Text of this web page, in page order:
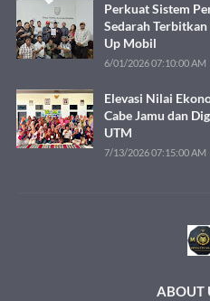
Perkuat Sistem
Sedarah
Up Mobil
6/01/2026 07:10:00 AM
Elevasi Nilai
Cabe Jamu dan
UTM
7/13/2026 07:15:00 AM
ABOUT